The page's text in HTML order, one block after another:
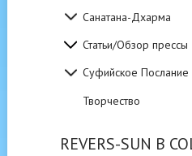
Санатана-Дхарма
Статьи/Обзор прессы
Суфийское
Творчество
REVERS-SUN В